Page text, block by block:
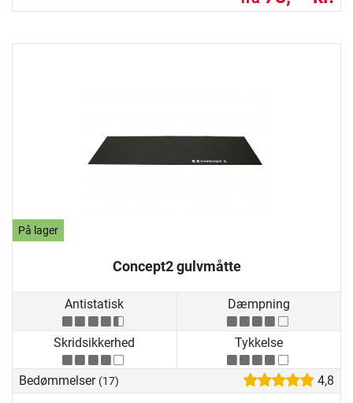
På lager
Concept2 gulvmåtte
Antistatisk Dæmpning
Skridsikkerhed Tykkelse
Bedømmelser (17) 4,8